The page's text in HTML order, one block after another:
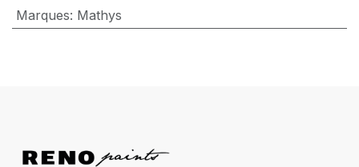
Marques: Mathys